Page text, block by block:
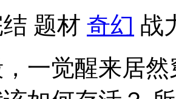
题材 奇幻 战
一觉醒来居